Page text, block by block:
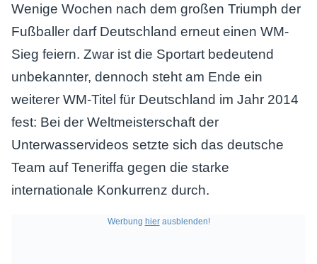
Wenige Wochen nach dem großen Triumph der
Fußballer darf Deutschland erneut einen WM-
Sieg feiern. Zwar ist die Sportart bedeutend
unbekannter, dennoch steht am Ende ein
weiterer WM-Titel für Deutschland im Jahr 2014
fest: Bei der Weltmeisterschaft der
Unterwasservideos setzte sich das deutsche
Team auf Teneriffa gegen die starke
internationale Konkurrenz durch.
Werbung hierausblenden!